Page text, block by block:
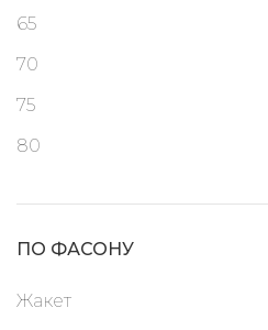
65
70
75
80
110
ПО ФАСОНУ
Жакет